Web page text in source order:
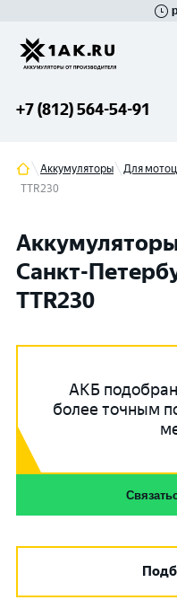
+7 (812) 564-54-91
Аккумуляторы Для
TTR230
Санкт-
TTR230
АКБ
более точным
Гатчина